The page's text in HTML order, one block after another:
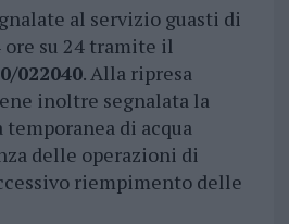
al servizio guasti di
ore su 24 tramite il
022040. Alla ripresa
inoltre segnalata la
di acqua
delle operazioni di
riempimento delle